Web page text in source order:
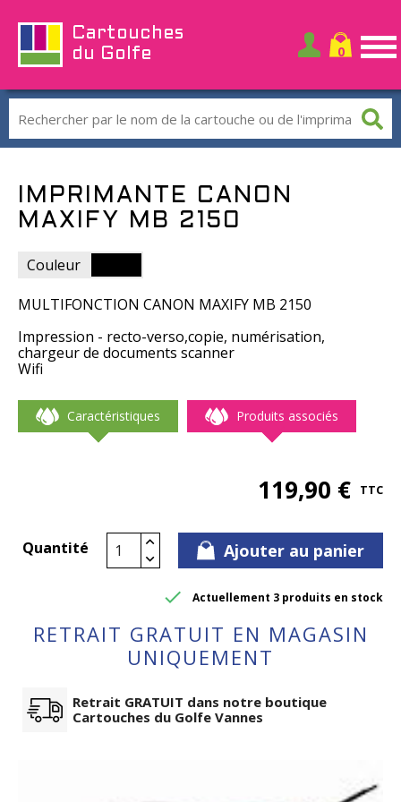
Cartouches
du Golfe
IMPRIMANTE CANON
MAXIFY MB 2150
Couleur
MULTIFONCTION CANON MAXIFY MB 2150
Impression - recto-verso,copie, numérisation,
chargeur de documents scanner
Wifi
Caractéristiques Produits associés
119,90 € TTC
Quantité Ajouter au panier
 Actuellement 3 produits en stock
RETRAIT GRATUIT EN MAGASIN
UNIQUEMENT
Retrait GRATUIT dans notre boutique
Cartouches du Golfe Vannes